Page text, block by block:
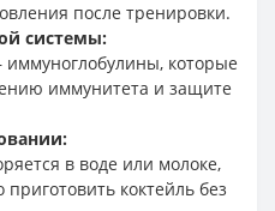
после тренировки.
системы:
иммуноглобулины, которые
иммунитета и защите
в воде или молоке,
коктейль без